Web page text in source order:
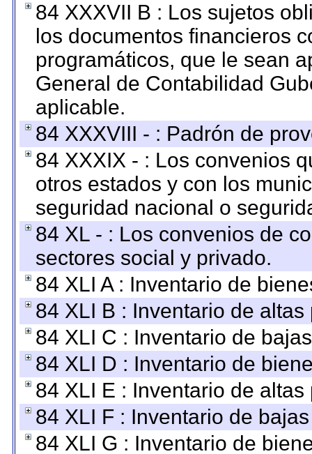
84 XXXVII B : Los sujetos
los documentos financieros
programáticos, que le sean
General de Contabilidad
aplicable.
84 XXXVIII - : Padrón de
84 XXXIX - : Los convenios
otros estados y con los
seguridad nacional o
84 XL - : Los convenios de
sectores social y privado.
84 XLI A : Inventario de
84 XLI B : Inventario de
84 XLI C : Inventario de
84 XLI D : Inventario de
84 XLI E : Inventario de
84 XLI F : Inventario de
84 XLI G : Inventario de